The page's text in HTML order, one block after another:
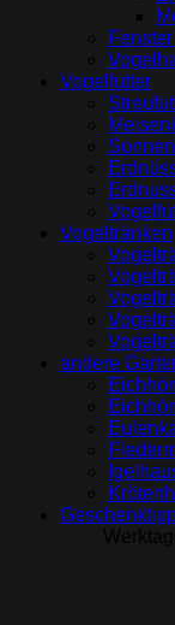
Vogelfutter
Vogeltränken
andere